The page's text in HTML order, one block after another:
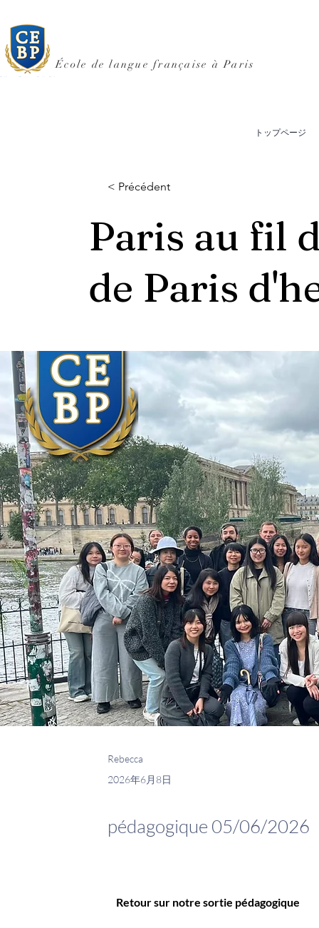
École de langue française à Paris
トップページ
< Précédent
Paris au fil
de Paris
Rebecca
2026年6月8日
pédagogique 05/06/2026
Retour sur notre sortie pédagogique